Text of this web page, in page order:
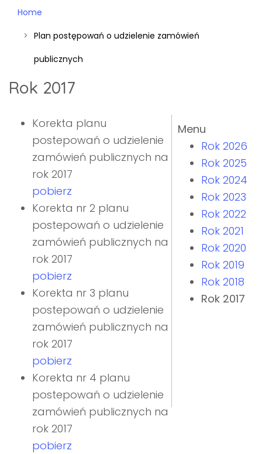
Home
Plan postępowań o udzielenie zamówień
publicznych
Rok 2017
Menu
Rok 2026
Rok 2025
Rok 2024
Rok 2023
Rok 2022
Rok 2021
Rok 2020
Rok 2019
Rok 2018
Rok 2017
Korekta planu
postepowań o udzielenie
zamówień publicznych na
rok 2017
pobierz
Korekta nr 2 planu
postepowań o udzielenie
zamówień publicznych na
rok 2017
pobierz
Korekta nr 3 planu
postepowań o udzielenie
zamówień publicznych na
rok 2017
pobierz
Korekta nr 4 planu
postepowań o udzielenie
zamówień publicznych na
rok 2017
pobierz